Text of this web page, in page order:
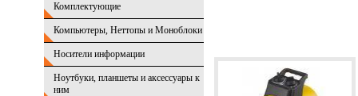
Комплектующие
Компьютеры, Неттопы и Моноблоки
Носители информации
Ноутбуки, планшеты и аксессуары к
ним